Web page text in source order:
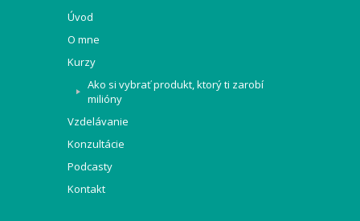
Úvod
O mne
Kurzy
Ako si vybrať produkt, ktorý ti zarobí
milióny
Vzdelávanie
Konzultácie
Podcasty
Kontakt